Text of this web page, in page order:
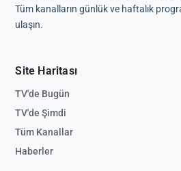
Tüm kanalların günlük ve haftalık
ulaşın.
Site Haritası
TV'de Bugün
TV'de Şimdi
Tüm Kanallar
Haberler